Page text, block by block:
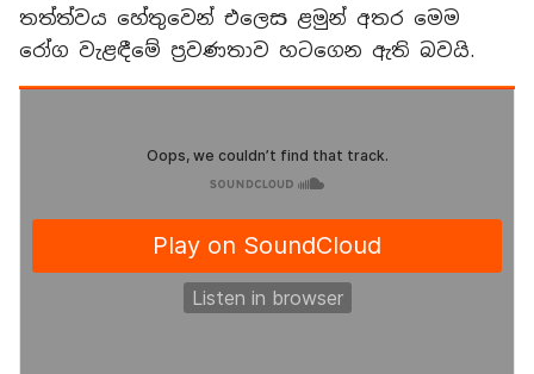
තත්ත්වය හේතුවෙන් එලෙස ළමුන් අතර මෙම
රෝග වැළඳීමේ ප්‍රවණතාව හටගෙන ඇති බවයි.